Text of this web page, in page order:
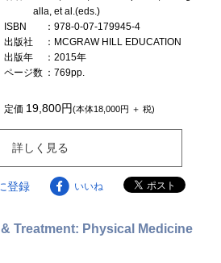
alla, et al.(eds.)
ISBN
：978-0-07-179945-4
出版社
：MCGRAW HILL EDUCATION
出版年
：2015年
ページ数 ：769pp.
定価 19,800円(本体18,000円 ＋ 税)
詳しく見る
登録 いいね
Treatment: Physical Medicine